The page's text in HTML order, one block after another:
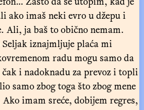
ako imaš neki evro u džepu i
Ali, ja baš to obično nemam.
Seljak iznajmljuje plaća mi
radu mogu samo da
i nadoknadu za prevoz i topli
samo zbog toga što zbog mene
imam sreće, dobijem regres,